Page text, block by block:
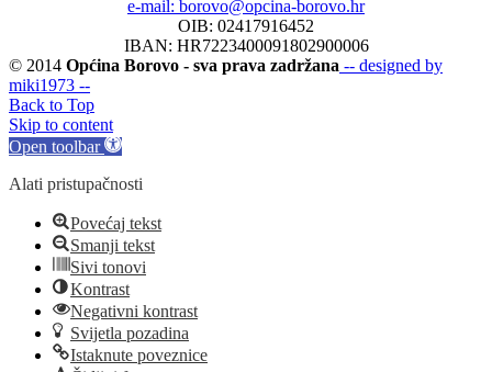
e-mail: borovo@opcina-borovo.hr
OIB: 02417916452
IBAN: HR7223400091802900006
© 2014 Općina Borovo - sva prava zadržana -- designed by
miki1973 --
Back to Top
Skip to content
Open toolbar
Alati pristupačnosti
Povećaj tekst
Smanji tekst
Sivi tonovi
Kontrast
Negativni kontrast
Svijetla pozadina
Istaknute poveznice